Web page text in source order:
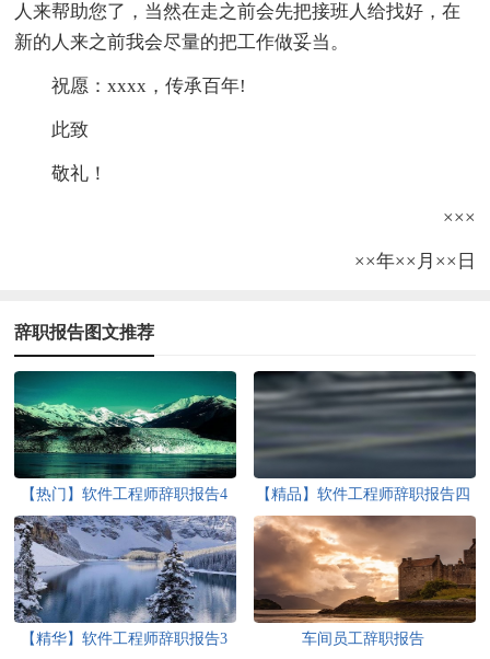
人来帮助您了，当然在走之前会先把接班人给找好，在
新的人来之前我会尽量的把工作做妥当。
祝愿：xxxx，传承百年!
此致
敬礼！
×××
××年××月××日
辞职报告图文推荐
【热门】软件工程师辞职报告4
篇
【精品】软件工程师辞职报告四
篇
【精华】软件工程师辞职报告3
车间员工辞职报告